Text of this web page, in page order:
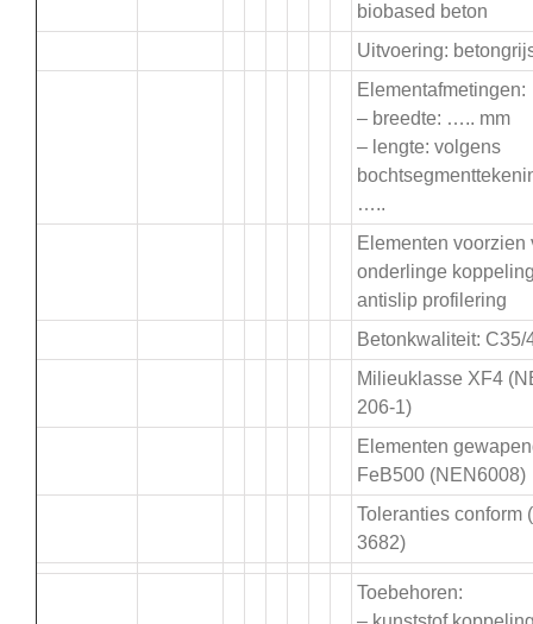
biobased beton
Uitvoering:
Elementafmetingen:
– breedte: ….. mm
– lengte: volgens
…..
Elementen voorzien
onderlinge
antislip profilering
Betonkwaliteit: C35/
Milieuklasse XF4
206-1)
Elementen
FeB500 (NEN6008)
Toleranties conform
3682)
Toebehoren: